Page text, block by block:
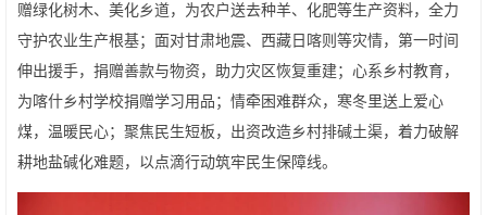
赠绿化树木、美化乡道，为农户送去种羊、化肥等生产资料，全力
守护农业生产根基；面对甘肃地震、西藏日喀则等灾情，第一时间
伸出援手，捐赠善款与物资，助力灾区恢复重建；心系乡村教育，
为喀什乡村学校捐赠学习用品；情牵困难群众，寒冬里送上爱心
煤，温暖民心；聚焦民生短板，出资改造乡村排碱土渠，着力破解
耕地盐碱化难题，以点滴行动筑牢民生保障线。